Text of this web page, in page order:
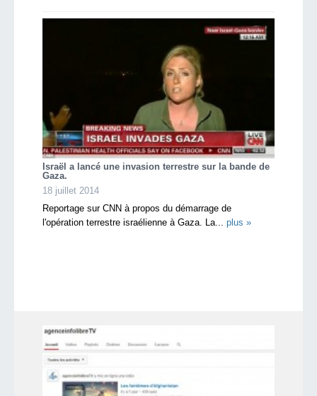
Israël a lancé une invasion terrestre sur la bande de
Gaza.
18 juillet 2014
Reportage sur CNN à propos du démarrage de
l'opération terrestre israélienne à Gaza. La... plus »